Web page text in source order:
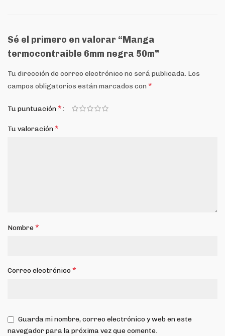
Sé el primero en valorar “Manga
termocontraible 6mm negra 50m”
Tu dirección de correo electrónico no será publicada. Los
campos obligatorios están marcados con *
Tu puntuación*
Tu valoración*
Nombre*
Correo electrónico*
Guarda mi nombre, correo electrónico y web en este
navegador para la próxima vez que comente.